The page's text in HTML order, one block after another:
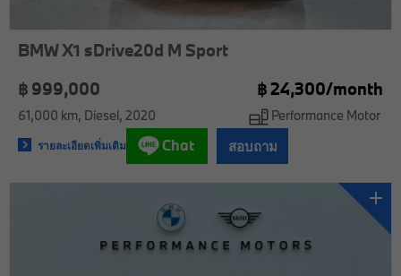
BMW X1 sDrive20d M Sport
฿ 999,000
฿24,300/month
61,000 km Diesel 2020 Performance Motor
รายละเอียดเพิ่มเติม Chat สอบถาม